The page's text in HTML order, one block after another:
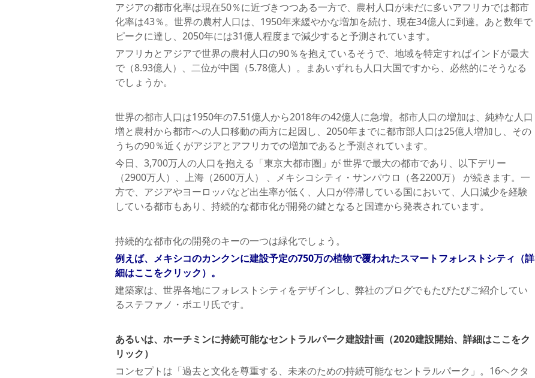
アジアの都市化率は現在50％に近づきつつある一方で、農村人口が未だに多いアフリカでは都市
化率は43％。世界の農村人口は、1950年来緩やかな増加を続け、現在34億人に到達。あと数年で
ピークに達し、2050年には31億人程度まで減少すると予測されています。
アフリカとアジアで世界の農村人口の90％を抱えているそうで、地域を特定すればインドが最大
で（8.93億人）、二位が中国（5.78億人）。まあいずれも人口大国ですから、必然的にそうなる
でしょうか。
世界の都市人口は1950年の7.51億人から2018年の42億人に急増。都市人口の増加は、純粋な人口
増と農村から都市への人口移動の両方に起因し、2050年までに都市部人口は25億人増加し、その
うちの90％近くがアジアとアフリカでの増加であると予測されています。
今日、3,700万人の人口を抱える「東京大都市圏」が 世界で最大の都市であり、以下デリー
（2900万人）、上海（2600万人） 、メキシコシティ・サンパウロ（各2200万） が続きます。一
方で、アジアやヨーロッパなど出生率が低く、人口が停滞している国において、人口減少を経験
している都市もあり、持続的な都市化が開発の鍵となると国連から発表されています。
持続的な都市化の開発のキーの一つは緑化でしょう。
例えば、メキシコのカンクンに建設予定の750万の植物で覆われたスマートフォレストシティ（詳
細はここをクリック）。
建築家は、世界各地にフォレストシティをデザインし、弊社のブログでもたびたびご紹介してい
るステファノ・ボエリ氏です。
あるいは、ホーチミンに持続可能なセントラルパーク建設計画（2020建設開始、詳細はここをク
リック）
コンセプトは「過去と文化を尊重する、未来のための持続可能なセントラルパーク」。16ヘクタ